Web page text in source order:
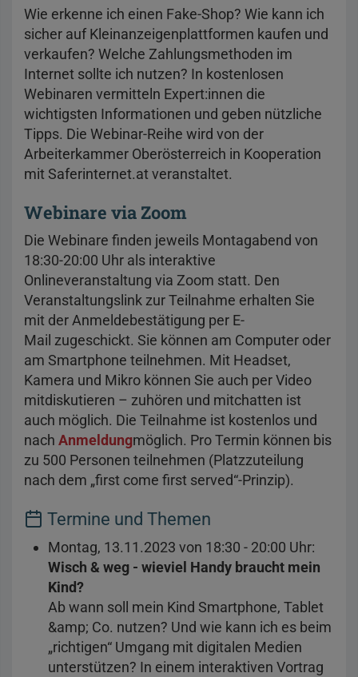
Wie erkenne ich einen Fake-Shop? Wie kann ich
sicher auf Kleinanzeigenplattformen kaufen und
verkaufen? Welche Zahlungsmethoden im
Internet sollte ich nutzen? In kostenlosen
Webinaren vermitteln Expert:innen die
wichtigsten Informationen und geben nützliche
Tipps. Die Webinar-Reihe wird von der
Arbeiterkammer Oberösterreich in Kooperation
mit Saferinternet.at veranstaltet.
Webinare via Zoom
Die Webinare finden jeweils Montagabend von
18:30-20:00 Uhr als interaktive
Onlineveranstaltung via Zoom statt. Den
Veranstaltungslink zur Teilnahme erhalten Sie
mit der Anmeldebestätigung per E-
Mail zugeschickt. Sie können am Computer oder
am Smartphone teilnehmen. Mit Headset,
Kamera und Mikro können Sie auch per Video
mitdiskutieren – zuhören und mitchatten ist
auch möglich. Die Teilnahme ist kostenlos und
nach Anmeldungmöglich. Pro Termin können bis
zu 500 Personen teilnehmen (Platzzuteilung
nach dem „first come first served“-Prinzip).
Termine und Themen
Montag, 13.11.2023 von 18:30 - 20:00 Uhr:
Wisch & weg - wieviel Handy braucht mein
Kind?
Ab wann soll mein Kind Smartphone, Tablet
&amp; Co. nutzen? Und wie kann ich es beim
„richtigen“ Umgang mit digitalen Medien
unterstützen? In einem interaktiven Vortrag